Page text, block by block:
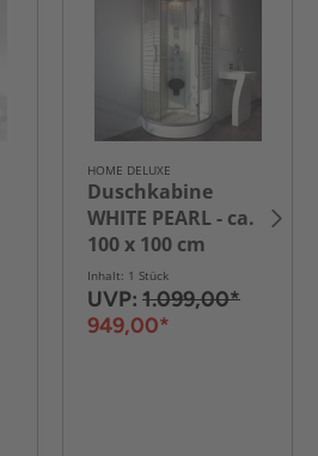
HOME DELUXE
Duschkabine
WHITE PEARL - ca.
100 x 100 cm
Inhalt: 1 Stück
UVP: 1.099,00*
949,00*